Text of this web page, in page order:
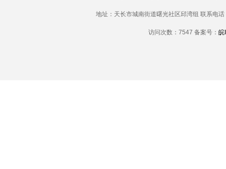
地址：天长市城南街道曙光社区邱湾组 联系电
访问次数： 7547 备案号： 皖